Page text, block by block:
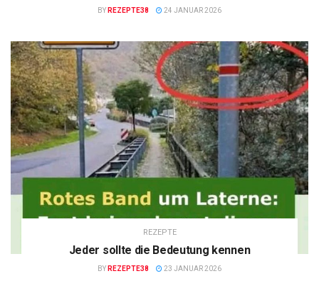
BY REZEPTE38 24 JANUAR 2026
REZEPTE
Jeder sollte die Bedeutung kennen
BY REZEPTE38 23 JANUAR 2026